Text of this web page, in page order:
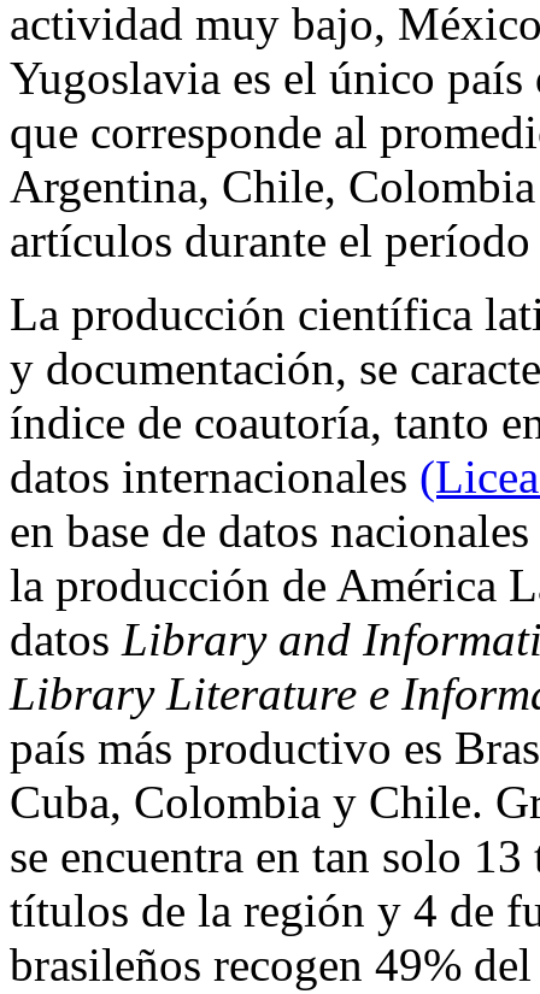
actividad muy bajo,
Yugoslavia es el único
que corresponde al
Argentina, Chile,
artículos durante el
La producción científica
y documentación, se
índice de coautoría, tanto
datos internacionales
en base de datos nacionales
la producción de América
datos Library and
Library Literature e
país más productivo es
Cuba, Colombia y Chile.
se encuentra en tan solo
títulos de la región y 4 de
brasileños recogen 49%